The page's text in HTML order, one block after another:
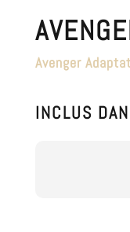
Avenger
INCLUS